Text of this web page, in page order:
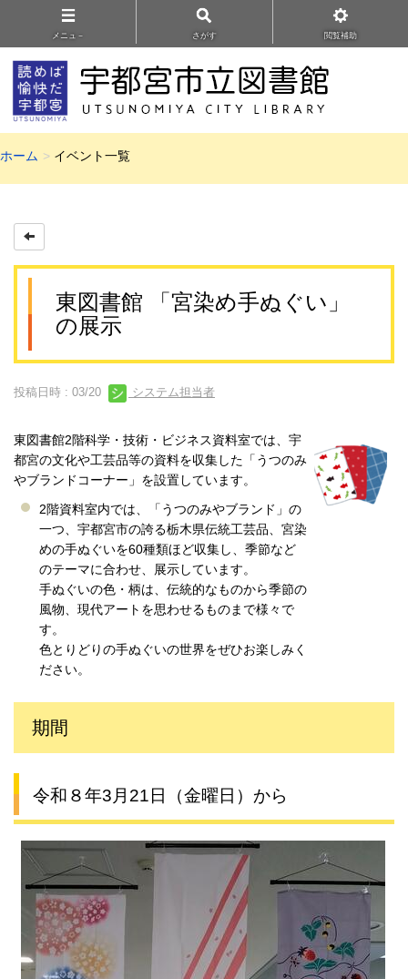
メニュ－ さがす 閲覧補助
ホーム イベント一覧
東図書館 「宮染め手ぬぐい」
の展示
投稿日時 : 03/20 システム担当者
東図書館2階科学・技術・ビジネス資料室では、宇
都宮の文化や工芸品等の資料を収集した「うつのみ
やブランドコーナー」を設置しています。
2階資料室内では、「うつのみやブランド」の
一つ、宇都宮市の誇る栃木県伝統工芸品、宮染
めの手ぬぐいを60種類ほど収集し、季節など
のテーマに合わせ、展示しています。
手ぬぐいの色・柄は、伝統的なものから季節の
風物、現代アートを思わせるものまで様々で
す。
色とりどりの手ぬぐいの世界をぜひお楽しみく
ださい。
期間
令和８年3月21日（金曜日）から